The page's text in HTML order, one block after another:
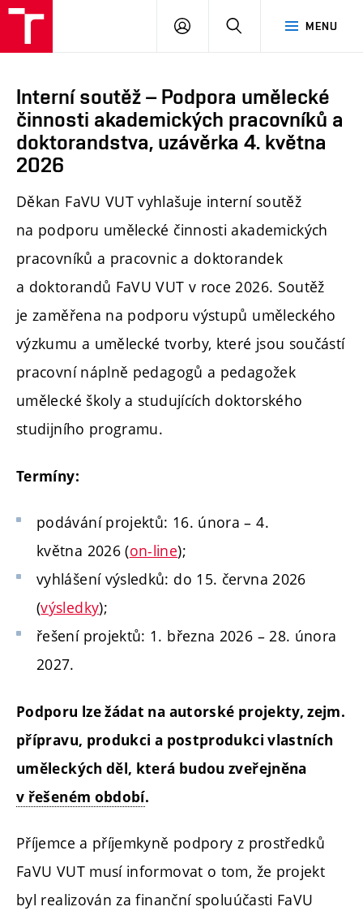
MENU
PŘIHLÁSIT
Interní soutěž – Podpora umělecké
činnosti akademických pracovníků a
doktorandstva, uzávěrka 4. května
2026
Děkan FaVU VUT vyhlašuje interní soutěž
na podporu umělecké činnosti akademických
pracovníků a pracovnic a doktorandek
a doktorandů FaVU VUT v roce 2026. Soutěž
je zaměřena na podporu výstupů uměleckého
výzkumu a umělecké tvorby, které jsou součástí
pracovní náplně pedagogů a pedagožek
umělecké školy a studujících doktorského
studijního programu.
Termíny:
podávání projektů: 16. února – 4.
května 2026 (on-line);
vyhlášení výsledků: do 15. června 2026
(výsledky);
řešení projektů: 1. března 2026 – 28. února
2027.
Podporu lze žádat na autorské projekty, zejm.
přípravu, produkci a postprodukci vlastních
uměleckých děl, která budou zveřejněna
v řešeném období.
Příjemce a příjemkyně podpory z prostředků
FaVU VUT musí informovat o tom, že projekt
byl realizován za finanční spoluúčasti FaVU